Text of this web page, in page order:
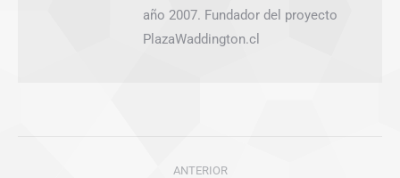
año 2007. Fundador del proyecto
PlazaWaddington.cl
ANTERIOR